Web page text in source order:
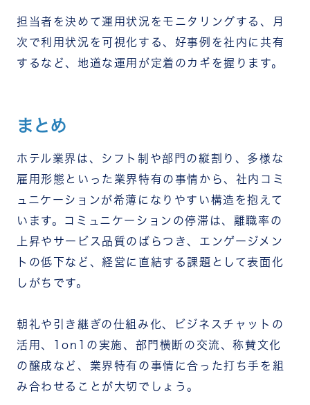
担当者を決めて運用状況をモニタリングする、月
次で利用状況を可視化する、好事例を社内に共有
するなど、地道な運用が定着のカギを握ります。
まとめ
ホテル業界は、シフト制や部門の縦割り、多様な
雇用形態といった業界特有の事情から、社内コミ
ュニケーションが希薄になりやすい構造を抱えて
います。コミュニケーションの停滞は、離職率の
上昇やサービス品質のばらつき、エンゲージメン
トの低下など、経営に直結する課題として表面化
しがちです。
朝礼や引き継ぎの仕組み化、ビジネスチャットの
活用、1on1の実施、部門横断の交流、称賛文化
の醸成など、業界特有の事情に合った打ち手を組
み合わせることが大切でしょう。